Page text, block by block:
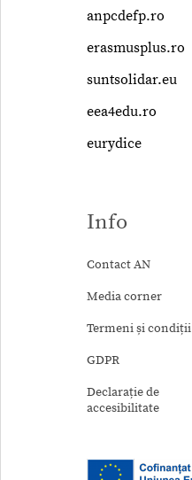
anpcdefp.ro
erasmusplus.ro
suntsolidar.eu
eea4edu.ro
eurydice
Info
Contact AN
Media corner
Termeni și condiții
GDPR
Declarație de
accesibilitate